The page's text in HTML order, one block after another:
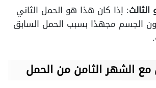
: إذا كان هذا هو الحمل الثاني
الجسم مجهدًا بسبب الحمل السابق
الشهر الثامن من الحمل